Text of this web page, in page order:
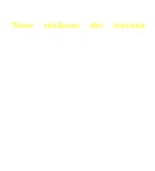
"Nous réalisons des travaux
associant de nombreux types de